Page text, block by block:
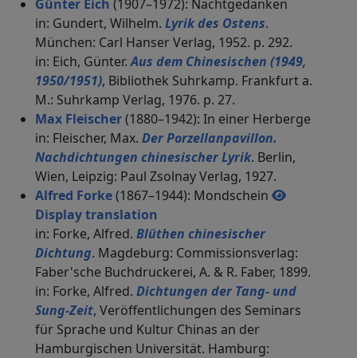
Günter Eich (1907–1972): Nachtgedanken
in: Gundert, Wilhelm. Lyrik des Ostens.
München: Carl Hanser Verlag, 1952. p. 292.
in: Eich, Günter.Aus dem Chinesischen (1949,
1950/1951), Bibliothek Suhrkamp. Frankfurt a.
M.: Suhrkamp Verlag, 1976. p. 27.
Max Fleischer(1880–1942): In einer Herberge
in: Fleischer, Max. Der Porzellanpavillon.
Nachdichtungen chinesischer Lyrik. Berlin,
Wien, Leipzig: Paul Zsolnay Verlag, 1927.
Alfred Forke(1867–1944): Mondschein
Display translation
in: Forke, Alfred. Blüthen chinesischer
Dichtung. Magdeburg: Commissionsverlag:
Faber'sche Buchdruckerei, A. & R. Faber, 1899.
in: Forke, Alfred. Dichtungen der Tang- und
Sung-Zeit, Veröffentlichungen des Seminars
für Sprache und Kultur Chinas an der
Hamburgischen Universität. Hamburg: